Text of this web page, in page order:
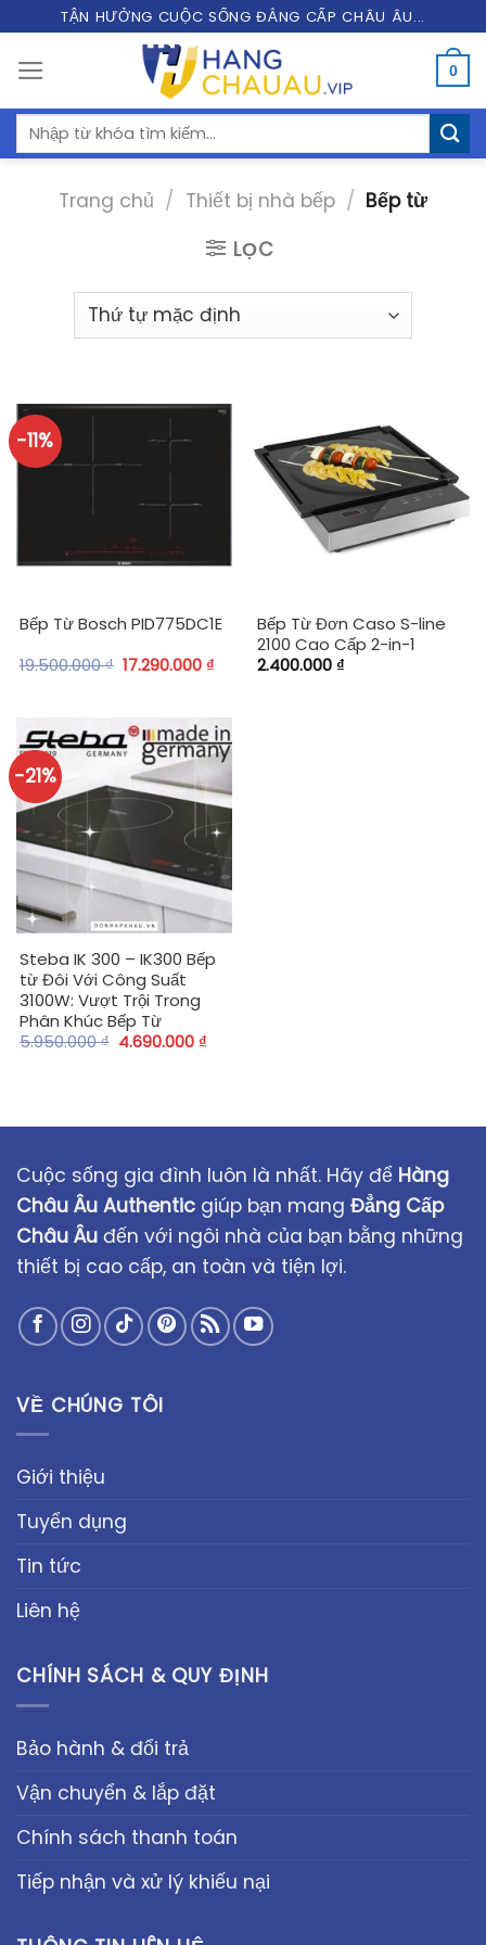
content
TẬN HƯỞNG CUỘC SỐNG ĐẲNG CẤP CHÂU ÂU...
0
Tìm
kiếm:
Trang chủ / Thiết bị nhà bếp / Bếp từ
LỌC
-11%
Bếp Từ Bosch PID775DC1E
19.500.000₫ 17.290.000 ₫
Bếp Từ Đơn Caso S-line
2100 Cao Cấp 2-in-1
2.400.000 ₫
-21%
Steba IK 300 – IK300 Bếp
từ Đôi Với Công Suất
3100W: Vượt Trội Trong
Phân Khúc Bếp Từ
5.950.000₫ 4.690.000 ₫
Cuộc sống gia đình luôn là nhất. Hãy để Hàng
Châu Âu Authentic giúp bạn mang Đẳng Cấp
Châu Âu đến với ngôi nhà của bạn bằng những
thiết bị cao cấp, an toàn và tiện lợi.
VỀ CHÚNG TÔI
Giới thiệu
Tuyển dụng
Tin tức
Liên hệ
CHÍNH SÁCH & QUY ĐỊNH
Bảo hành & đổi trả
Vận chuyển & lắp đặt
Chính sách thanh toán
Tiếp nhận và xử lý khiếu nại